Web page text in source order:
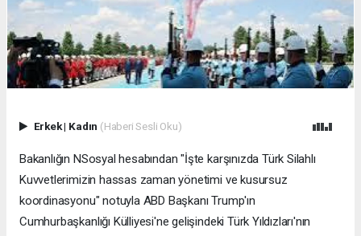
Erkek| Kadın (Haberi Sesli Oku)
Bakanlığın NSosyal hesabından "İşte karşınızda Türk Silahlı
Kuvvetlerimizin hassas zaman yönetimi ve kusursuz
koordinasyonu" notuyla ABD Başkanı Trump'ın
Cumhurbaşkanlığı Külliyesi'ne gelişindeki Türk Yıldızları'nın